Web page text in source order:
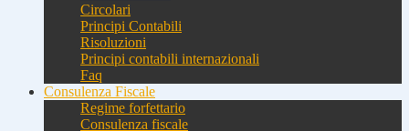
Circolari
Principi Contabili
Risoluzioni
Principi contabili internazionali
Faq
Consulenza Fiscale
Regime forfettario
Consulenza fiscale